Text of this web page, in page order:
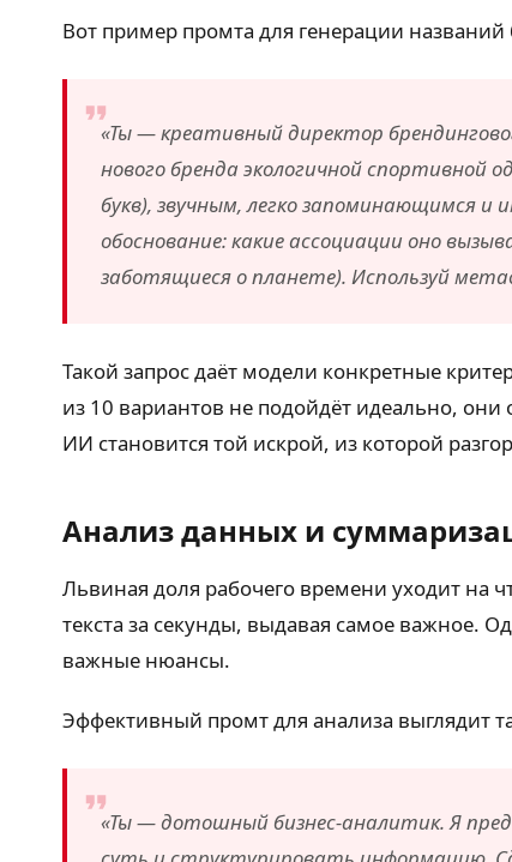
Вот пример промта для генерации названий
«Ты — креативный директор
нового бренда экологичной спортивной
букв), звучным, легко запоминающимся
обоснование: какие ассоциации оно
заботящиеся о планете). Используй
Такой запрос даёт модели конкретные
из 10 вариантов не подойдёт идеально,
ИИ становится той искрой, из которой
Анализ данных и
Львиная доля рабочего времени уходит на
текста за секунды, выдавая самое важное.
важные нюансы.
Эффективный промт для анализа выглядит
«Ты — дотошный бизнес-аналитик. Я